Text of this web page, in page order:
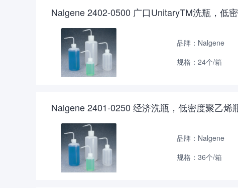
Nalgene 2402-0500 广口UnitaryTM洗瓶，低
品牌：Nalgene
规格：24个/箱
Nalgene 2401-0250 经济洗瓶，低密度聚乙
品牌：Nalgene
规格：36个/箱